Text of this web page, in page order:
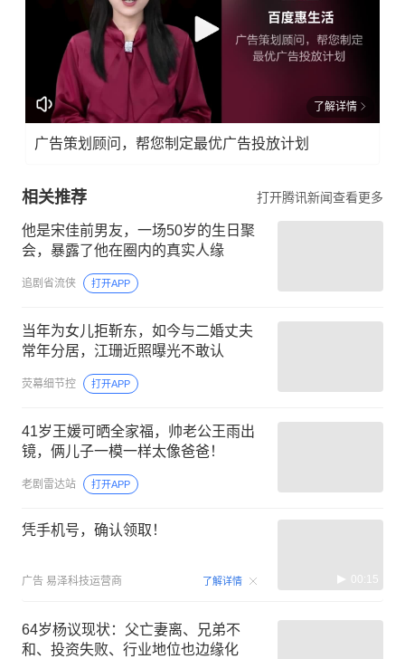
了解详情
广告策划顾问，帮您制定最优广告投放计划
相关推荐 打开腾讯新闻查看更多
他是宋佳前男友，一场50岁的生日聚
会，暴露了他在圈内的真实人缘
追剧省流侠 打开APP
当年为女儿拒靳东，如今与二婚丈夫
常年分居，江珊近照曝光不敢认
荧幕细节控 打开APP
41岁王媛可晒全家福，帅老公王雨出
镜，俩儿子一模一样太像爸爸！
老剧雷达站 打开APP
凭手机号，确认领取！
广告 易泽科技运营商 了解详情 00:15
64岁杨议现状：父亡妻离、兄弟不
和、投资失败、行业地位也边缘化